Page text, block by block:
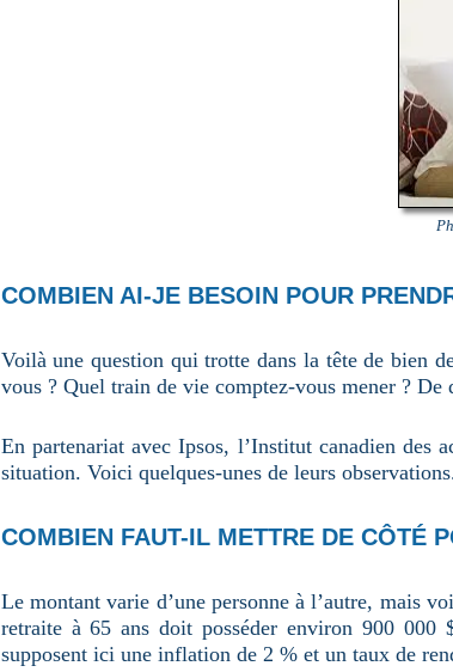
COMBIEN AI-JE BESOIN POUR
Voilà une question qui trotte dans la tête de bien
vous ? Quel train de vie comptez-vous mener ? De
En partenariat avec Ipsos, l’Institut canadien des
situation. Voici quelques-unes de leurs
COMBIEN FAUT-IL METTRE DE CÔTÉ
Le montant varie d’une personne à l’autre, mais
retraite à 65 ans doit posséder environ 900
supposent ici une inflation de 2 % et un taux de